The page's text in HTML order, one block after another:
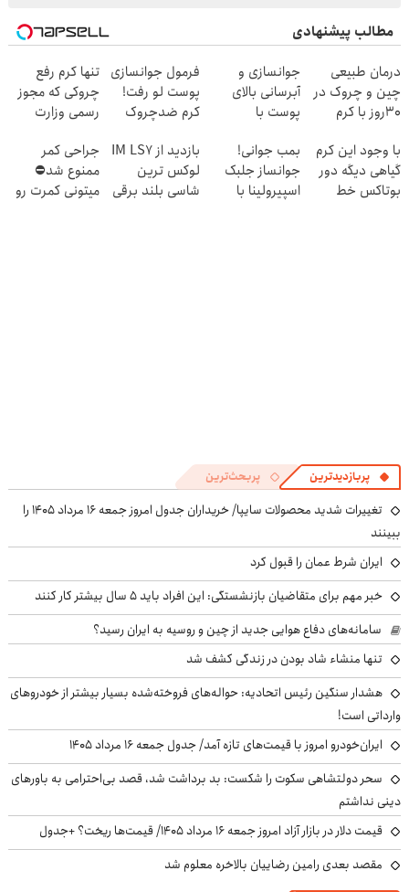
مطالب پیشنهادی
درمان طبیعی
چین و چروک در
30روز با کرم
آلمانی(45%تخفیف)
جوانسازی و
آبرسانی بالای
پوست با
فرمول جوانسازی
پوست لو رفت!
کرم ضدچروک
تنها کرم رفع
چروکی که مجوز
رسمی وزارت
با وجود این کرم
گیاهی دیگه دور
بوتاکس خط
بمب جوانی!
جوانساز جلبک
اسپیرولینا با
بازدید از IM LS7
لوکس ترین
شاسی بلند برقی
جراحی کمر
ممنوع شد⛔
میتونی کمرت رو
پربازدیدترین پربحث‌ترین
تغییرات شدید محصولات سایپا/ خریداران جدول امروز جمعه ۱۶ مرداد ۱۴۰۵ را
ببینند
ایران شرط عمان را قبول کرد
خبر مهم برای متقاضیان بازنشستگی: این افراد باید ۵ سال بیشتر کار کنند
سامانه‌های دفاع هوایی جدید از چین و روسیه به ایران رسید؟
تنها منشاء شاد بودن در زندگی کشف شد
هشدار سنگین رئیس اتحادیه: حواله‌های فروخته‌شده بسیار بیشتر از خودروهای
وارداتی است!
ایران‌خودرو امروز با قیمت‌های تازه آمد/ جدول جمعه ۱۶ مرداد ۱۴۰۵
سحر دولتشاهی سکوت را شکست: بد برداشت شد، قصد بی‌احترامی به باورهای
دینی نداشتم
قیمت دلار در بازار آزاد امروز جمعه ۱۶ مرداد ۱۴۰۵/ قیمت‌ها ریخت؟ +جدول
مقصد بعدی رامین رضاییان بالاخره معلوم شد